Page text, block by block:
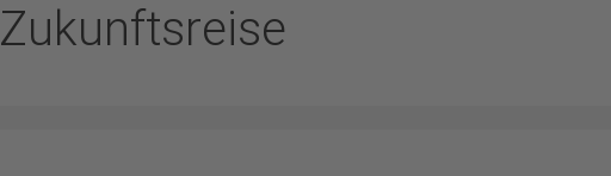
Zukunftsreise